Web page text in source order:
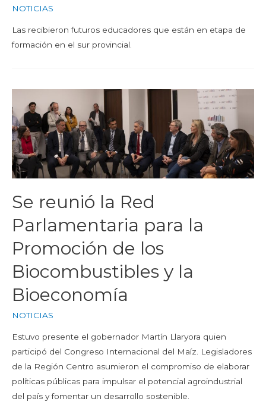
NOTICIAS
Las recibieron futuros educadores que están en etapa de
formación en el sur provincial.
Se reunió la Red
Parlamentaria para la
Promoción de los
Biocombustibles y la
Bioeconomía
NOTICIAS
Estuvo presente el gobernador Martín Llaryora quien
participó del Congreso Internacional del Maíz. Legisladores
de la Región Centro asumieron el compromiso de elaborar
políticas públicas para impulsar el potencial agroindustrial
del país y fomentar un desarrollo sostenible.